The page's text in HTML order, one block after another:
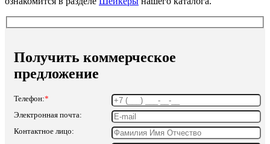
Получить коммерческое
предложение
Телефон:*
Электронная почта:
Контактное лицо: